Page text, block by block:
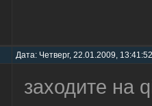
Дата: Четверг, 22.01.2009,
заходите на